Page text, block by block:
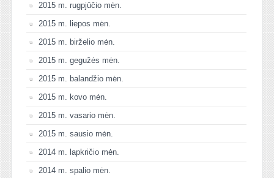
2015 m. rugpjūčio mėn.
2015 m. liepos mėn.
2015 m. birželio mėn.
2015 m. gegužės mėn.
2015 m. balandžio mėn.
2015 m. kovo mėn.
2015 m. vasario mėn.
2015 m. sausio mėn.
2014 m. lapkričio mėn.
2014 m. spalio mėn.